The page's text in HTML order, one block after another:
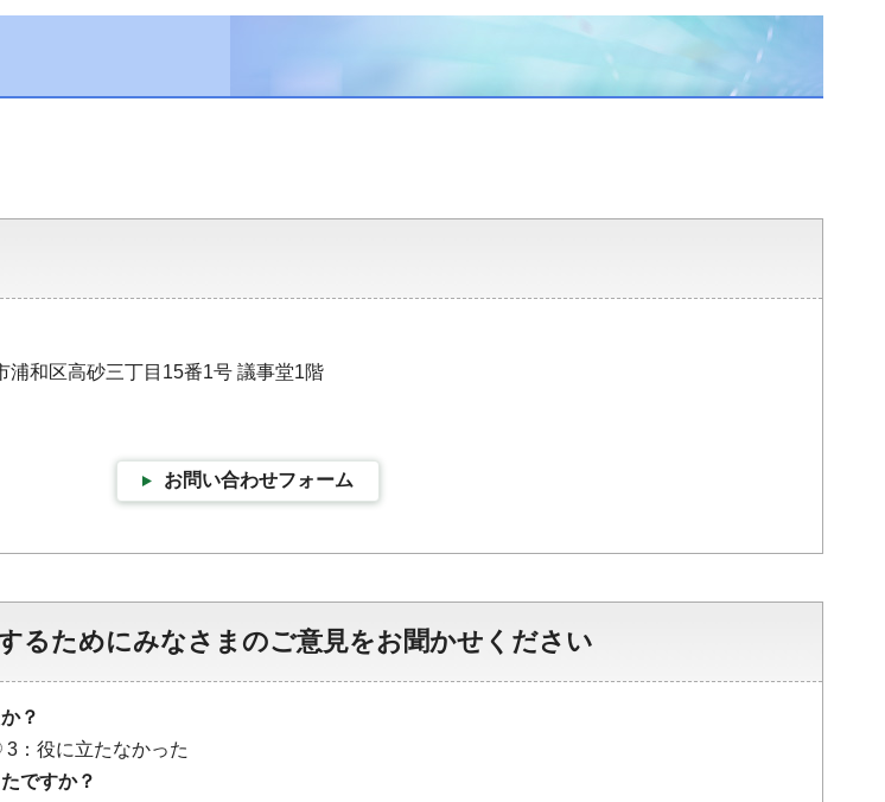
浦和区高砂三丁目15番1号 議事堂1階
お問い合わせフォーム
るためにみなさまのご意見をお聞かせください
？
3：役に立たなかった
ですか？